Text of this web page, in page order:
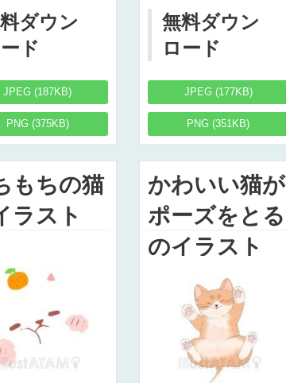
ダウン
ド
JPEG (187KB)
PNG (375KB)
無料ダウン
ロード
JPEG (177KB)
PNG (351KB)
もちの猫
ラスト
かわいい猫が
ポーズをとる
のイラスト